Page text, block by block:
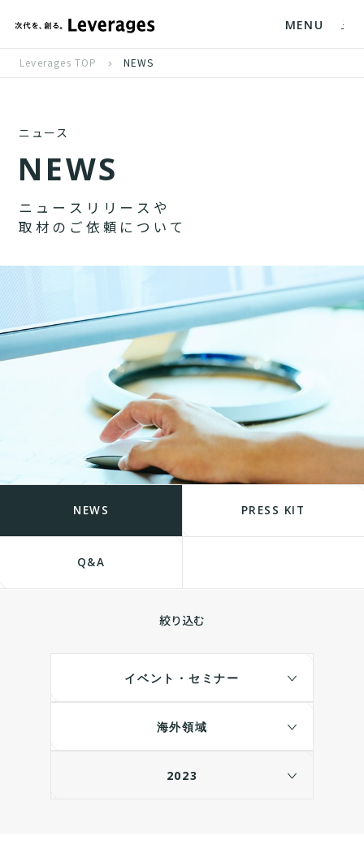
MENU
Leverages TOP NEWS
ニュース
NEWS
ニ ュ ー ス リ リ ー ス や
取 材 の ご 依 頼 に つ い て
NEWS PRESS KIT
Q&A
絞り込む
イベント・セミナー
海外領域
2023